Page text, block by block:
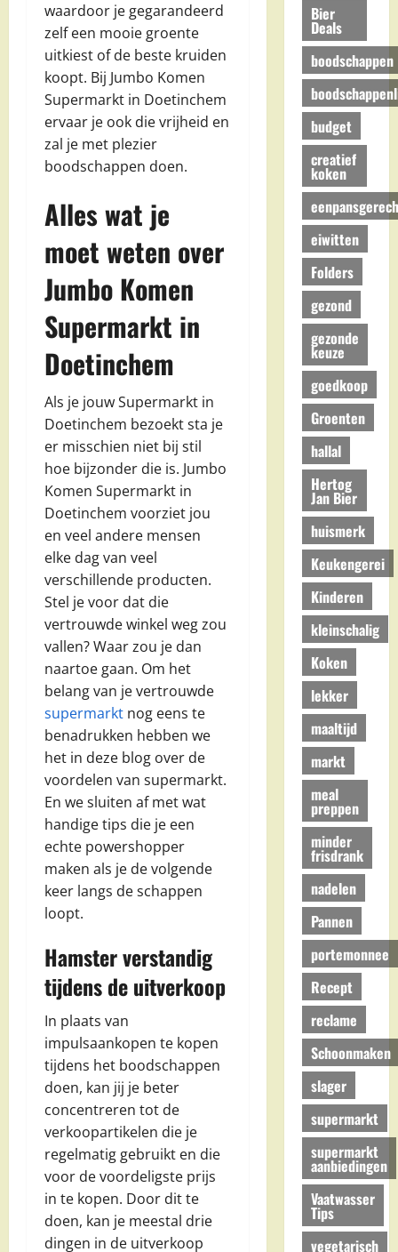
waardoor je gegarandeerd
zelf een mooie groente
uitkiest of de beste kruiden
koopt. Bij Jumbo Komen
Supermarkt in Doetinchem
ervaar je ook die vrijheid en
zal je met plezier
boodschappen doen.
Alles wat je
moet weten over
Jumbo Komen
Supermarkt in
Doetinchem
Als je jouw Supermarkt in
Doetinchem bezoekt sta je
er misschien niet bij stil
hoe bijzonder die is. Jumbo
Komen Supermarkt in
Doetinchem voorziet jou
en veel andere mensen
elke dag van veel
verschillende producten.
Stel je voor dat die
vertrouwde winkel weg zou
vallen? Waar zou je dan
naartoe gaan. Om het
belang van je vertrouwde
supermarkt nog eens te
benadrukken hebben we
het in deze blog over de
voordelen van supermarkt.
En we sluiten af met wat
handige tips die je een
echte powershopper
maken als je de volgende
keer langs de schappen
loopt.
Hamster verstandig
tijdens de uitverkoop
In plaats van
impulsaankopen te kopen
tijdens het boodschappen
doen, kan jij je beter
concentreren tot de
verkoopartikelen die je
regelmatig gebruikt en die
voor de voordeligste prijs
in te kopen. Door dit te
doen, kan je meestal drie
dingen in de uitverkoop
Bier
Deals
boodschappen
budget
creatief
koken
eiwitten
Folders
gezond
gezonde
keuze
goedkoop
Groenten
hallal
Hertog
Jan Bier
huismerk
Keukengerei
Kinderen
kleinschalig
Koken
lekker
maaltijd
markt
meal
preppen
minder
frisdrank
nadelen
Pannen
portemonnee
Recept
reclame
Schoonmaken
slager
supermarkt
supermarkt
aanbiedingen
Vaatwasser
Tips
vegetarisch